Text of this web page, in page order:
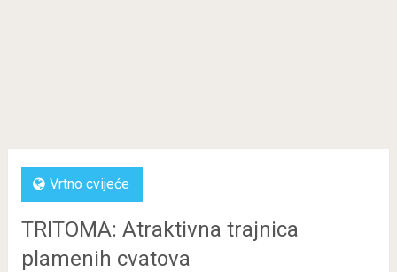
Vrtno cvijeće
TRITOMA: Atraktivna trajnica
plamenih cvatova